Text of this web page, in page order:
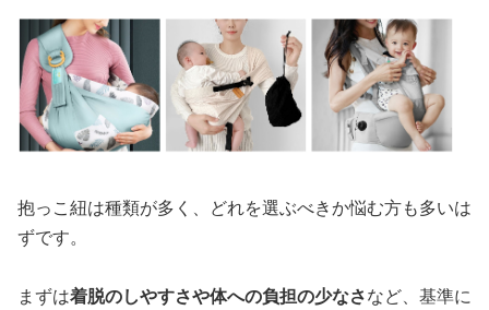
抱っこ紐は種類が多く、どれを選ぶべきか悩む方も多いは
ずです。
まずは着脱のしやすさや体への負担の少なさなど、基準に